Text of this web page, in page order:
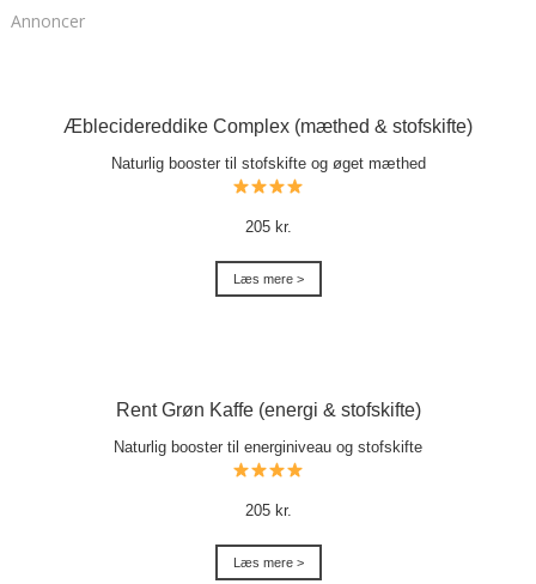
Annoncer
Æblecidereddike Complex (mæthed & stofskifte)
Naturlig booster til stofskifte og øget mæthed
205 kr.
Læs mere >
Rent Grøn Kaffe (energi & stofskifte)
Naturlig booster til energiniveau og stofskifte
205 kr.
Læs mere >